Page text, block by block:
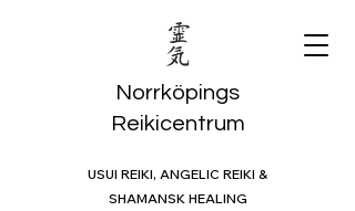
USUI REIKI, ANGELIC REIKI &
SHAMANSK HEALING
Norrköpings
Reikicentrum